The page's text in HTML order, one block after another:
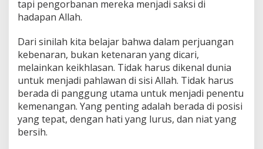
tapi pengorbanan mereka menjadi saksi di
hadapan Allah.
Dari sinilah kita belajar bahwa dalam perjuangan
kebenaran, bukan ketenaran yang dicari,
melainkan keikhlasan. Tidak harus dikenal dunia
untuk menjadi pahlawan di sisi Allah. Tidak harus
berada di panggung utama untuk menjadi penentu
kemenangan. Yang penting adalah berada di posisi
yang tepat, dengan hati yang lurus, dan niat yang
bersih.